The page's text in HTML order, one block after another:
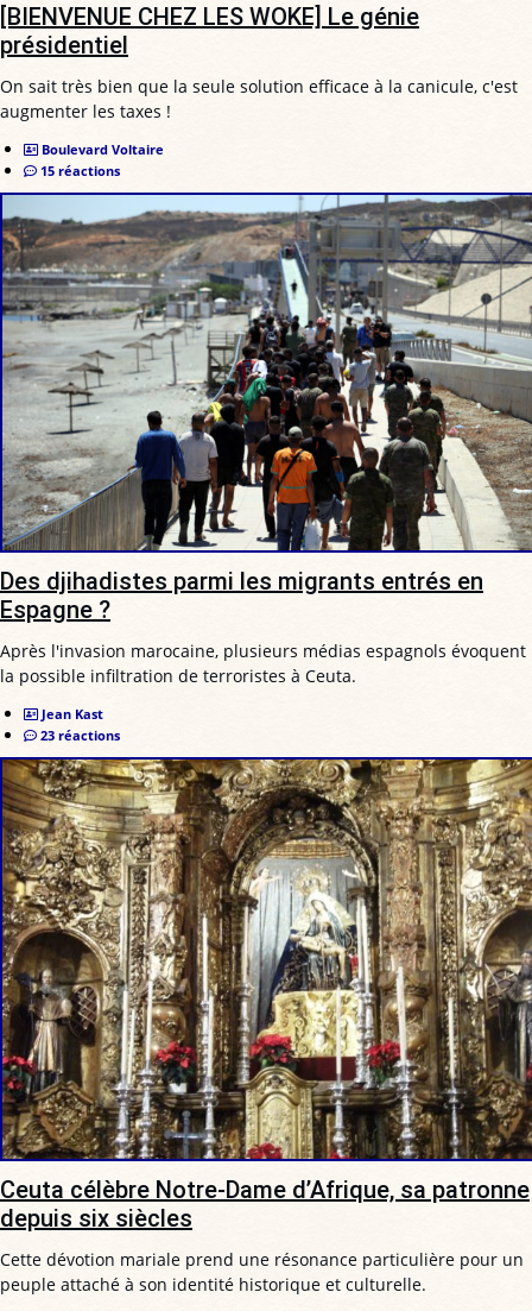
[BIENVENUE CHEZ LES WOKE] Le génie
présidentiel
On sait très bien que la seule solution efficace à la canicule, c'est
augmenter les taxes !
Boulevard Voltaire
15 réactions
Des djihadistes parmi les migrants entrés en
Espagne ?
Après l'invasion marocaine, plusieurs médias espagnols évoquent
la possible infiltration de terroristes à Ceuta.
Jean Kast
23 réactions
Ceuta célèbre Notre-Dame d’Afrique, sa patronne
depuis six siècles
Cette dévotion mariale prend une résonance particulière pour un
peuple attaché à son identité historique et culturelle.